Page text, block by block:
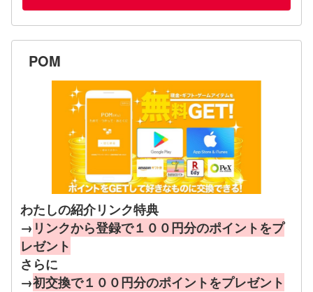
POM
わたしの紹介リンク特典
→ リンクから登録で１００円分のポイントをプ
レゼント
さらに
→初交換で１００円分のポイントをプレゼント